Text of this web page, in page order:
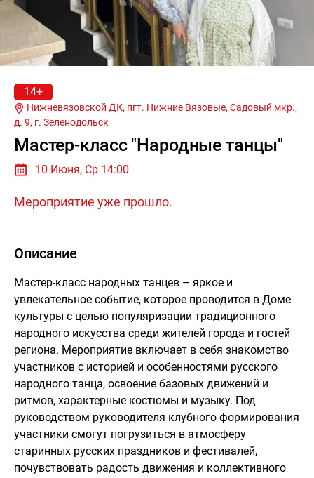
14+
д. 9, г. Зеленодольск
Мастер-класс "Народные танцы"
10 Июня, Ср 14:00
Мероприятие уже прошло.
Описание
Мастер-класс народных танцев – яркое и
увлекательное событие, которое проводится в Доме
культуры с целью популяризации традиционного
народного искусства среди жителей города и гостей
региона. Мероприятие включает в себя знакомство
участников с историей и особенностями русского
народного танца, освоение базовых движений и
ритмов, характерные костюмы и музыку. Под
руководством руководителя клубного формирования
участники смогут погрузиться в атмосферу
старинных русских праздников и фестивалей,
почувствовать радость движения и коллективного